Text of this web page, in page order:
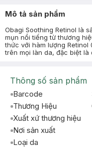
Mô tả sản phẩm
Obagi Soothing Retinol là
mụn nổi tiếng từ thương
thức với hàm lượng Retinol
trên mọi làn da, đặc biệt là
Thông số sản phẩm
Barcode
Thương Hiệu
Xuất xứ thương hiệu
Nơi sản xuất
Loại da